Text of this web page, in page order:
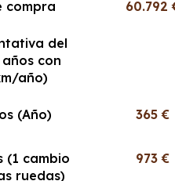
compra 60.792
del
con
año)
(Año) 365 €
(1 cambio
ruedas)
973 €